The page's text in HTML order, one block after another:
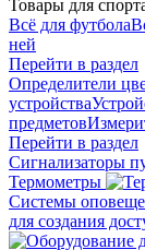
Товары для
Всё для футбола
ней
Перейти в раздел
Определители
устройства
предметов
Перейти в раздел
Сигнализаторы
Термометры
Cистемы
для создания